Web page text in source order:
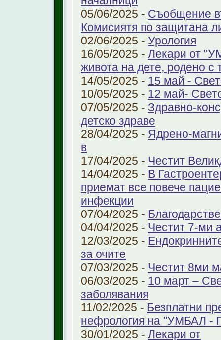
05/06/2025 - Съобщение
Комисиятя по защитана
02/06/2025 - Урология
16/05/2025 - Лекари от
живота на дете, родено с
14/05/2025 - 15 май -
10/05/2025 - 12 май-
07/05/2025 - Здравно-
детско здраве
28/04/2025 - Ядрено-
в
17/04/2025 - Честит
14/04/2025 - В
приемат все повече
инфекции
07/04/2025 -
04/04/2025 - Честит 7-ми
12/03/2025 -
за очите
07/03/2025 - Честит 8ми
06/03/2025 - 10 март –
заболявания
11/02/2025 - Безплатни
нефрология на "УМБАЛ -
30/01/2025 - Лекари от